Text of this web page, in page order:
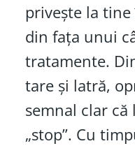
privește la
din fața unui
tratamente.
tare și latră,
semnal clar
„stop”. Cu